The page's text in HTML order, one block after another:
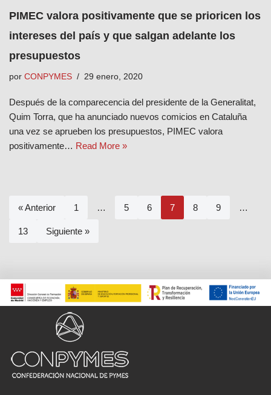
PIMEC valora positivamente que se prioricen los
intereses del país y que salgan adelante los
presupuestos
por CONPYMES 29 enero, 2020
Después de la comparecencia del presidente de la Generalitat,
Quim Torra, que ha anunciado nuevos comicios en Cataluña
una vez se aprueben los presupuestos, PIMEC valora
positivamente… Read More »
« Anterior 1 … 5 6 7 8 9 …
13 Siguiente »